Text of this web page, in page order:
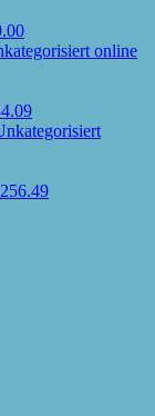
256.49